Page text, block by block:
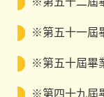
※第五十一屆
※第五十屆畢
※第四十九屆